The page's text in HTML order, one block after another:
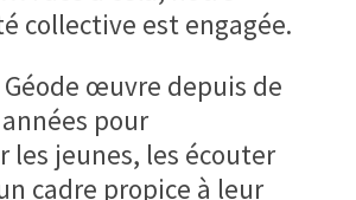
collective est engagée.
Géode œuvre depuis de
pour
les jeunes, les écouter
cadre propice à leur